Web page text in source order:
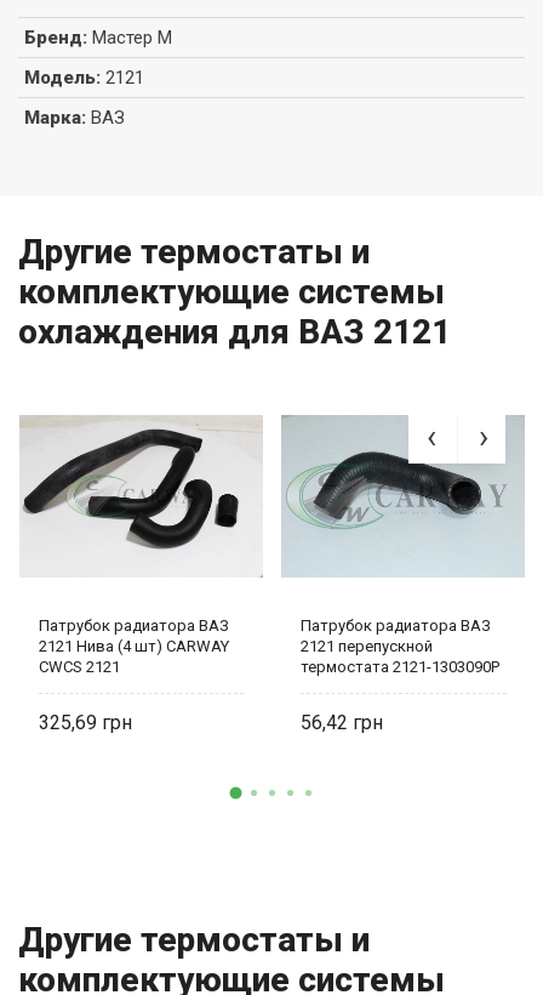
Бренд: Мастер М
Модель: 2121
Марка: ВАЗ
Другие термостаты и
комплектующие системы
охлаждения для ВАЗ 2121
Патрубок радиатора ВАЗ
2121 Нива (4 шт) CARWAY
CWCS 2121
325,69
Патрубок радиатора ВАЗ
2121 перепускной
термостата 2121-1303090Р
56,42
Другие термостаты и
комплектующие системы